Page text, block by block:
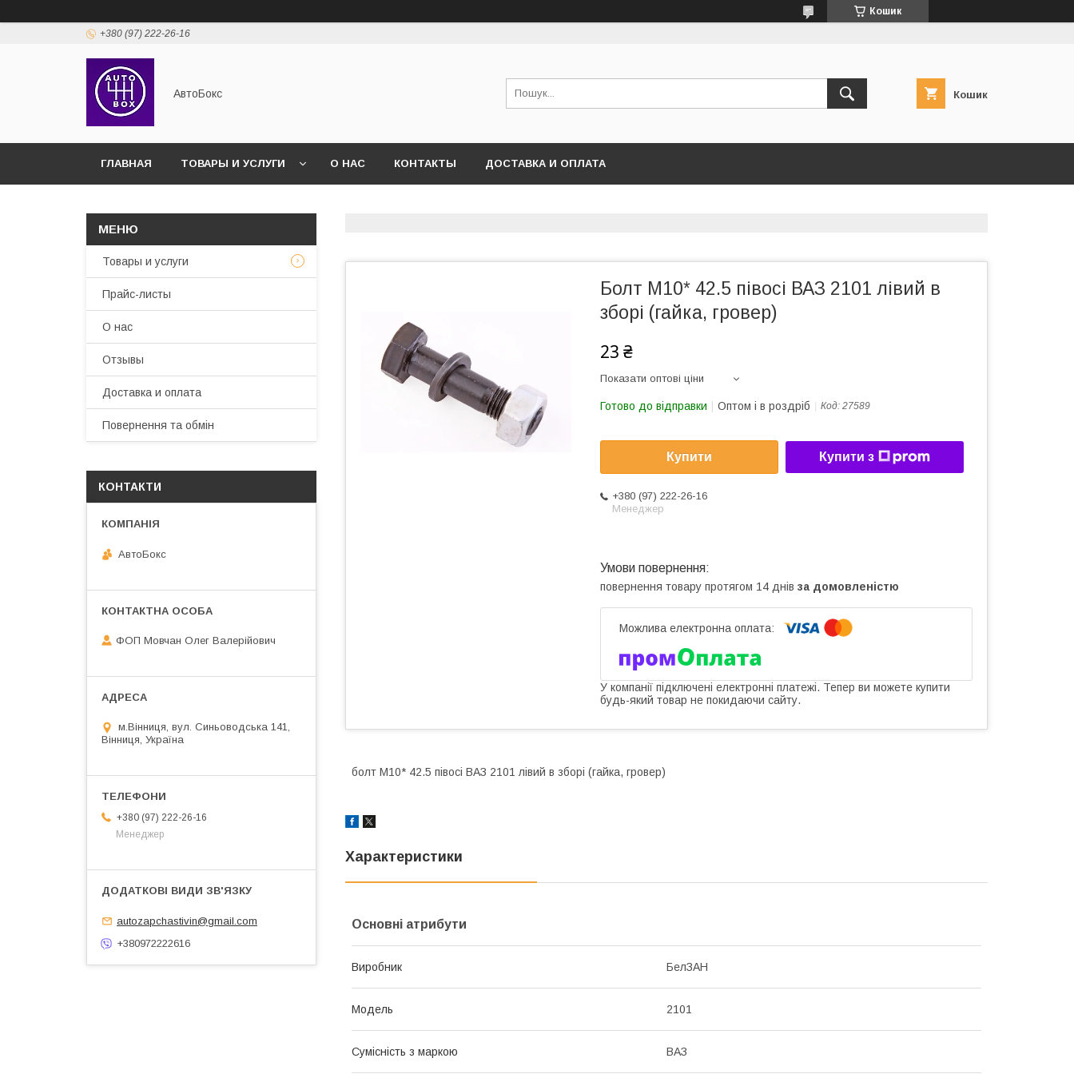
Кошик
+380 (97) 222-26-16
АвтоБокс Кошик
ГЛАВНАЯ ТОВАРЫ И УСЛУГИ О НАС КОНТАКТЫ ДОСТАВКА И ОПЛАТА
Болт M10* 42.5 півосі ВАЗ 2101 лівий в
зборі (гайка, гровер)
23 ₴
Показати оптові ціни
Готово до відправки Оптом і в роздріб Код: 27589
Купити Купити з
+380 (97) 222-26-16
Менеджер
повернення товару протягом 14 днів за домовленістю
У компанії підключені електронні платежі. Тепер ви можете купити
будь-який товар не покидаючи сайту.
болт M10* 42.5 півосі ВАЗ 2101 лівий в зборі (гайка, гровер)
Характеристики
Основні атрибути
Виробник БелЗАН
Модель 2101
Сумісність з маркою ВАЗ
Товары и услуги
Прайс-листы
О нас
Отзывы
Доставка и оплата
Повернення та обмін
КОНТАКТИ
АвтоБокс
ФОП Мовчан Олег Валерійович
м.Вінниця, вул. Синьоводська 141,
Вінниця, Україна
+380 (97) 222-26-16
Менеджер
autozapchastivin@gmail.com
+380972222616